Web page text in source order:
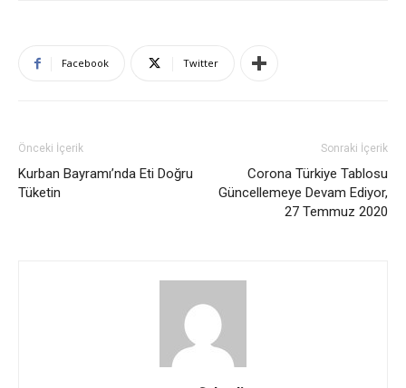
Facebook Twitter
Önceki İçerik
Kurban Bayramı’nda Eti Doğru
Tüketin
Sonraki İçerik
Corona Türkiye Tablosu
Güncellemeye Devam Ediyor,
27 Temmuz 2020